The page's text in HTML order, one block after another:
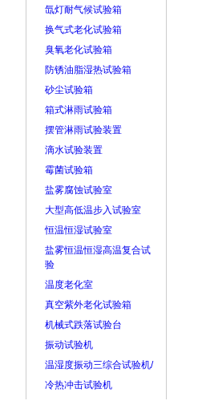
氙灯耐气候试验箱
换气式老化试验箱
臭氧老化试验箱
防锈油脂湿热试验箱
砂尘试验箱
箱式淋雨试验箱
摆管淋雨试验装置
滴水试验装置
霉菌试验箱
盐雾腐蚀试验室
大型高低温步入试验室
恒温恒湿试验室
盐雾恒温恒湿高温复合试
验
温度老化室
真空紫外老化试验箱
机械式跌落试验台
振动试验机
温湿度振动三综合试验机/
冷热冲击试验机